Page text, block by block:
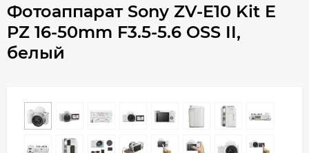
Фотоаппарат Sony ZV-E10 Kit E
PZ 16-50mm F3.5-5.6 OSS II,
белый